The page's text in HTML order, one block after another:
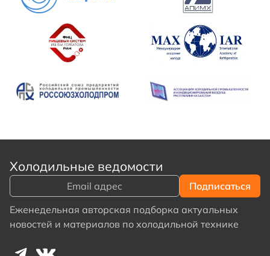
Холодильные ведомости
Еженедельная авторская подборка актуальных
новостей и материалов по холодильной технике